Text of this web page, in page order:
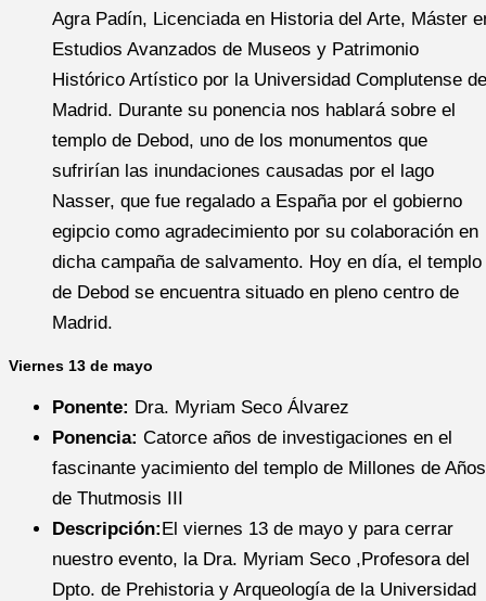
Agra Padín, Licenciada en Historia del Arte, Máster
Estudios Avanzados de Museos y Patrimonio
Histórico Artístico por la Universidad Complutense de
Madrid. Durante su ponencia nos hablará sobre el
templo de Debod, uno de los monumentos que
sufrirían las inundaciones causadas por el lago
Nasser, que fue regalado a España por el gobierno
egipcio como agradecimiento por su colaboración en
dicha campaña de salvamento. Hoy en día, el templo
de Debod se encuentra situado en pleno centro de
Madrid.
Viernes 13 de mayo
Ponente: Dra. Myriam Seco Álvarez
Ponencia: Catorce años de investigaciones en el
fascinante yacimiento del templo de Millones de Años
de Thutmosis III
Descripción:El viernes 13 de mayo y para cerrar
nuestro evento, la Dra. Myriam Seco ,Profesora del
Dpto. de Prehistoria y Arqueología de la Universidad